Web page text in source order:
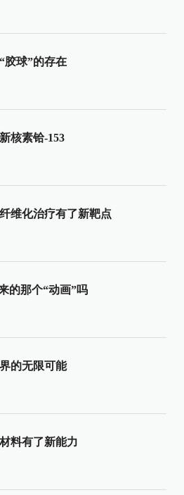
胶球”的存在
核素铪-153
维化治疗有了新靶点
的那个“动画”吗
的无限可能
料有了新能力